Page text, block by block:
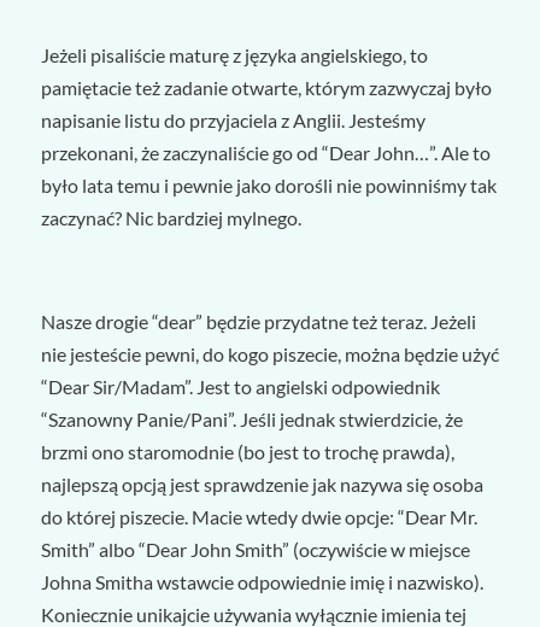
Jeżeli pisaliście maturę z języka angielskiego, to
pamiętacie też zadanie otwarte, którym zazwyczaj było
napisanie listu do przyjaciela z Anglii. Jesteśmy
przekonani, że zaczynaliście go od “Dear John…”. Ale to
było lata temu i pewnie jako dorośli nie powinniśmy tak
zaczynać? Nic bardziej mylnego.
Nasze drogie “dear” będzie przydatne też teraz. Jeżeli
nie jesteście pewni, do kogo piszecie, można będzie użyć
“Dear Sir/Madam”. Jest to angielski odpowiednik
“Szanowny Panie/Pani”. Jeśli jednak stwierdzicie, że
brzmi ono staromodnie (bo jest to trochę prawda),
najlepszą opcją jest sprawdzenie jak nazywa się osoba
do której piszecie. Macie wtedy dwie opcje: “Dear Mr.
Smith” albo “Dear John Smith” (oczywiście w miejsce
Johna Smitha wstawcie odpowiednie imię i nazwisko).
Koniecznie unikajcie używania wyłącznie imienia tej